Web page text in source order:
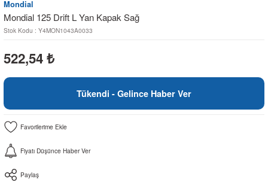
Mondial
Mondial 125 Drift L Yan Kapak Sağ
Stok Kodu : Y4MON1043A0033
522,54 ₺
Tükendi - Gelince Haber Ver
Fiyatı Düşünce Haber Ver
Paylaş